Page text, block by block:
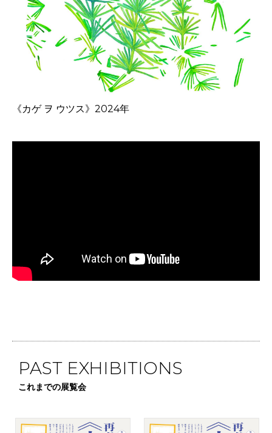
《カゲ ヲ ウツス》2024年
PAST EXHIBITIONS
これまでの展覧会